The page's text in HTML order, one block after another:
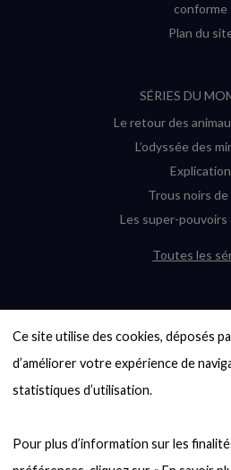
Ce site utilise des cookies, déposés
d’améliorer votre expérience de
statistiques d’utilisation.
Pour plus d’information sur les
conforme
Plan du
SÉRIES DU
Le retour des
L’odyssée des
Explication
Trous noirs de
Les super-pouvoirs
Toutes les
6000 exoplanètes, et
en vue ?
Quel avenir pour les
Entre mathématiques